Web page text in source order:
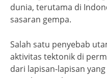
dunia, terutama di
sasaran gempa.
Salah satu penyebab
aktivitas tektonik di
dari lapisan-lapisan